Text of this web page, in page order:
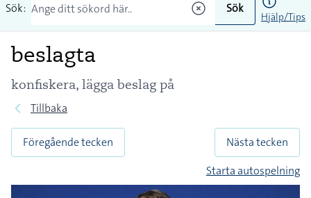
Sök: Sök
Hjälp/Tips
beslagta
konfiskera, lägga beslag på
Tillbaka
Föregående tecken
Nästa tecken
Starta autospelning